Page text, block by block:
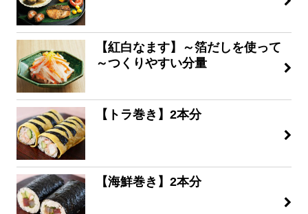
【紅白なます】～箔だしを使って
～つくりやすい分量
【トラ巻き】2本分
【海鮮巻き】2本分